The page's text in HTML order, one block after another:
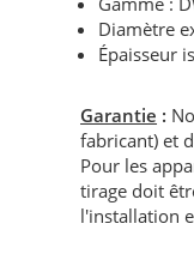
Diamètre
Épaisseur
Garantie :
fabricant) et
Pour les
tirage doit
l'installation